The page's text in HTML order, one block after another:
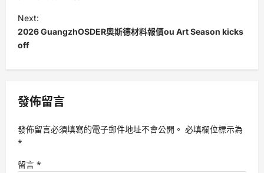
t
n
a
v
g
a
t
i
Next:
2026 GuangzhOSDER奧斯德材料報價ou Art Season kicks
off
發佈留言
發佈留言必須填寫的電子郵件地址不會公開。 必填欄位標示為
*
留言 *